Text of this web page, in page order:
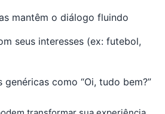
mantêm o diálogo fluindo
seus interesses (ex: futebol,
genéricas como “Oi, tudo bem?”